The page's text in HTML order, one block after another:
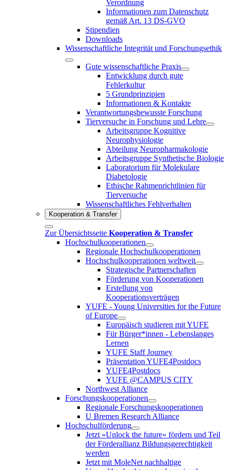
Verordnung
Informationen zum Datenschutz
gemäß Art. 13 DS-GVO
Stipendien
Downloads
Wissenschaftliche Integrität und Forschungsethik
Gute wissenschaftliche Praxis
Entwicklung durch gute
Fehlerkultur
5 Grundprinzipien
Informationen & Kontakte
Verantwortungsbewusste Forschung
Tierversuche in Forschung und Lehre
Arbeitsgruppe Kognitive
Neurophysiologie
Abteilung Neuropharmakologie
Arbeitsgruppe Synthetische Biologie
Laboratorium für Molekulare
Diabetologie
Ethische Rahmenrichtlinien für
Tierversuche
Wissenschaftliches Fehlverhalten
Kooperation & Transfer
Zur Übersichtsseite Kooperation & Transfer
Hochschulkooperationen
Regionale Hochschulkooperationen
Hochschulkooperationen weltweit
Strategische Partnerschaften
Förderung von Kooperationen
Erstellung von
Kooperationsverträgen
YUFE - Young Universities for the Future
of Europe
Europäisch studieren mit YUFE
Für Bürger*innen - Lebenslanges
Lernen
YUFE Staff Journey
Präsentation YUFE4Postdocs
YUFE4Postdocs
YUFE @CAMPUS CITY
Northwest Alliance
Forschungskooperationen
Regionale Forschungskooperationen
U Bremen Research Alliance
Hochschulförderung
Jetzt »Unlock the future« fördern und Teil
der Förderallianz Bildungsgerechtigkeit
werden
Jetzt mit MoleNet nachhaltige